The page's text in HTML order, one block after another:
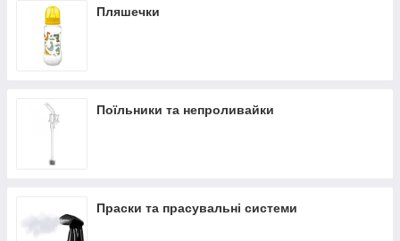
Пляшечки
Поїльники та непроливайки
Праски та прасувальні системи